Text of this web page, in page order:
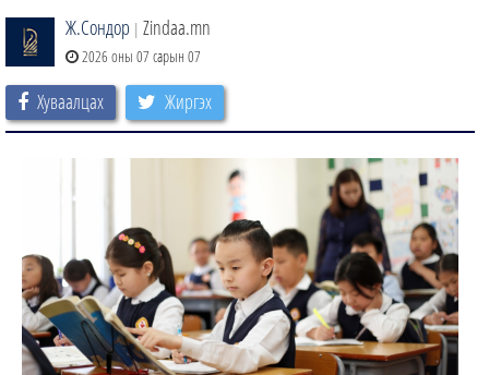
Ж.Сондор | Zindaa.mn
2026 оны 07 сарын 07
Хуваалцах Жиргэх